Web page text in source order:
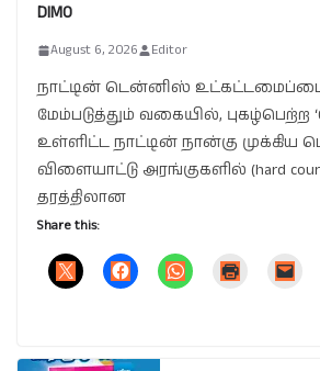
DIMO
August 6, 2026 Editor
நாட்டின் டென்னிஸ் உட்கட்டமைப்பை
மேம்படுத்தும் வகையில், புகழ்பெற்ற
உள்ளிட்ட நாட்டின் நான்கு முக்கிய
விளையாட்டு அரங்குகளில் (hard
தரத்திலான
Share this: